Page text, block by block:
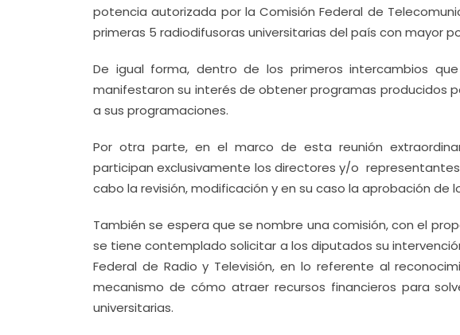
potencia autorizada por la Comisión Federal de
primeras 5 radiodifusoras universitarias del país con mayor
De igual forma, dentro de los primeros intercambios
manifestaron su interés de obtener programas producidos
a sus programaciones.
Por otra parte, en el marco de esta reunión
participan exclusivamente los directores y/o
cabo la revisión, modificación y en su caso la aprobación de
También se espera que se nombre una comisión, con el
se tiene contemplado solicitar a los diputados su
Federal de Radio y Televisión, en lo referente al
mecanismo de cómo atraer recursos financieros para
universitarias.